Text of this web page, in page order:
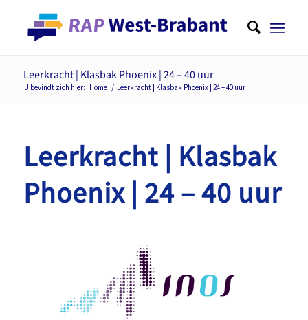
Leerkracht | Klasbak Phoenix | 24 – 40 uur
U bevindt zich hier: Home / Leerkracht | Klasbak Phoenix | 24 – 40 uur
Leerkracht | Klasbak
Phoenix | 24 – 40 uur